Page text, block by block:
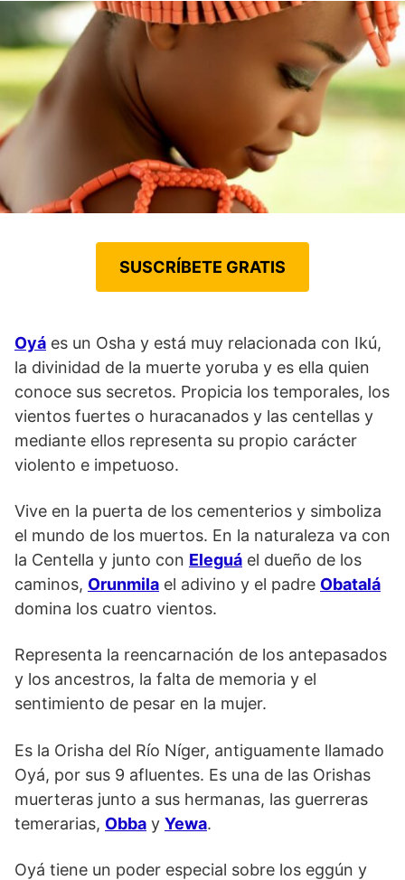
SUSCRÍBETE GRATIS
Oyá es un Osha y está muy relacionada con Ikú,
la divinidad de la muerte yoruba y es ella quien
conoce sus secretos. Propicia los temporales, los
vientos fuertes o huracanados y las centellas y
mediante ellos representa su propio carácter
violento e impetuoso.
Vive en la puerta de los cementerios y simboliza
el mundo de los muertos. En la naturaleza va con
la Centella y junto con Eleguá el dueño de los
caminos, Orunmila el adivino y el padre Obatalá
domina los cuatro vientos.
Representa la reencarnación de los antepasados
y los ancestros, la falta de memoria y el
sentimiento de pesar en la mujer.
Es la Orisha del Río Níger, antiguamente llamado
Oyá, por sus 9 afluentes. Es una de las Orishas
muerteras junto a sus hermanas, las guerreras
temerarias, Obba y Yewa.
Oyá tiene un poder especial sobre los eggún y